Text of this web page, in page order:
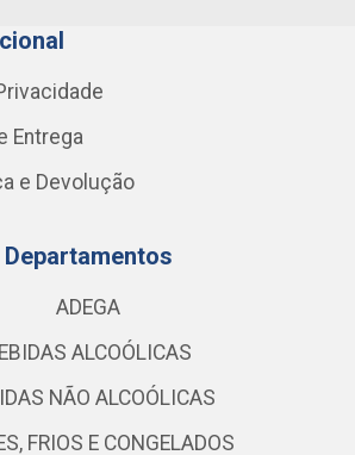
Entrega
e Devolução
Departamentos
ADEGA
ALCOÓLICAS
NÃO ALCOÓLICAS
FRIOS E CONGELADOS